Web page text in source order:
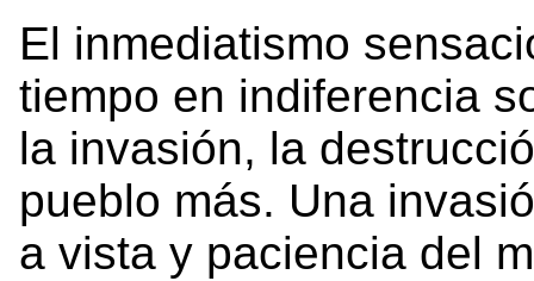
El inmediatismo
tiempo en indiferencia
la invasión, la
pueblo más. Una
a vista y paciencia del